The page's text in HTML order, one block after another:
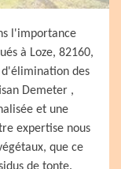
l'importance
à Loze, 82160,
d'élimination des
Demeter ,
et une
expertise nous
que ce